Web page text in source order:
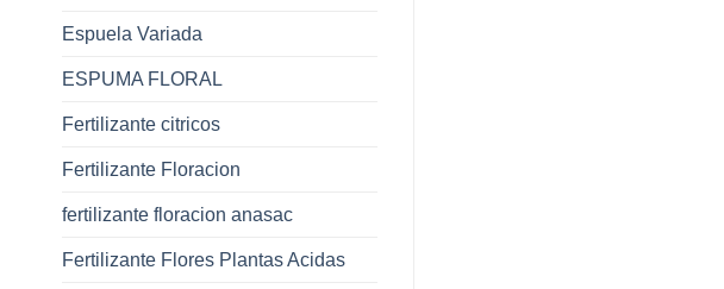
Espuela Variada
ESPUMA FLORAL
Fertilizante citricos
Fertilizante Floracion
fertilizante floracion anasac
Fertilizante Flores Plantas Acidas